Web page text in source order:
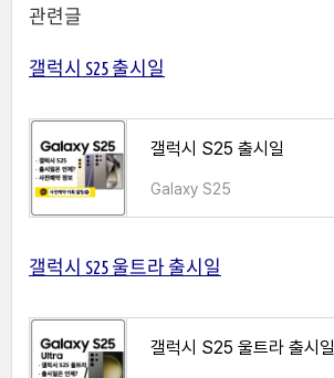
관련글
갤럭시 S25 출시일
갤럭시 S25 출시일
Galaxy S25
갤럭시 S25 울트라 출시일
갤럭시 S25 울트라 출시일